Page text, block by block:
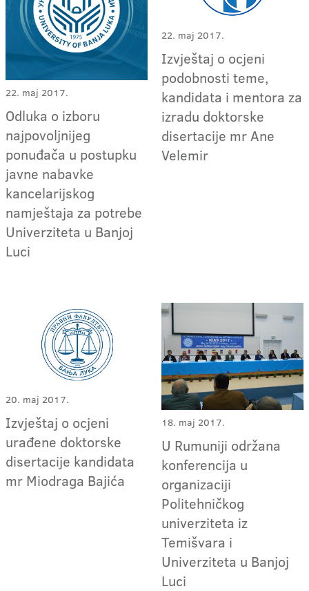
22. maj 2017.
Odluka o izboru
najpovoljnijeg
ponuđača u postupku
javne nabavke
kancelarijskog
namještaja za potrebe
Univerziteta u Banjoj
Luci
22. maj 2017.
Izvještaj o ocjeni
podobnosti teme,
kandidata i mentora za
izradu doktorske
disertacije mr Ane
Velemir
20. maj 2017.
Izvještaj o ocjeni
urađene doktorske
disertacije kandidata
mr Miodraga Bajića
18. maj 2017.
U Rumuniji održana
konferencija u
organizaciji
Politehničkog
univerziteta iz
Temišvara i
Univerziteta u Banjoj
Luci